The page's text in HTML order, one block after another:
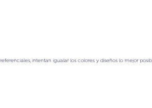
intentan igualar los colores y diseños lo mejor